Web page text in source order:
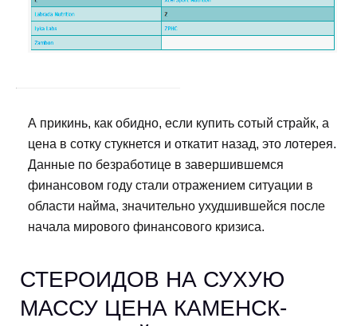
А прикинь, как обидно, если купить сотый страйк, а
цена в сотку стукнется и откатит назад, это лотерея.
Данные по безработице в завершившемся
финансовом году стали отражением ситуации в
области найма, значительно ухудшившейся после
начала мирового финансового кризиса.
СТЕРОИДОВ НА СУХУЮ
МАССУ ЦЕНА КАМЕНСК-